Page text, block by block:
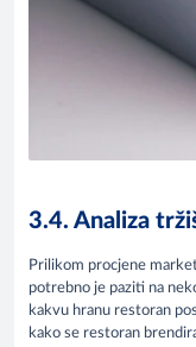
3.4. Analiza
Prilikom procjene
potrebno je paziti na
kakvu hranu restoran
kako se restoran